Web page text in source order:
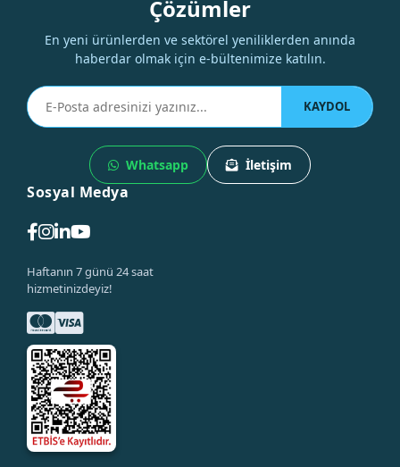
Çözümler
En yeni ürünlerden ve sektörel yeniliklerden anında
haberdar olmak için e-bültenimize katılın.
KAYDOL
Whatsapp İletişim
Sosyal Medya
Haftanın 7 günü 24 saat
hizmetinizdeyiz!